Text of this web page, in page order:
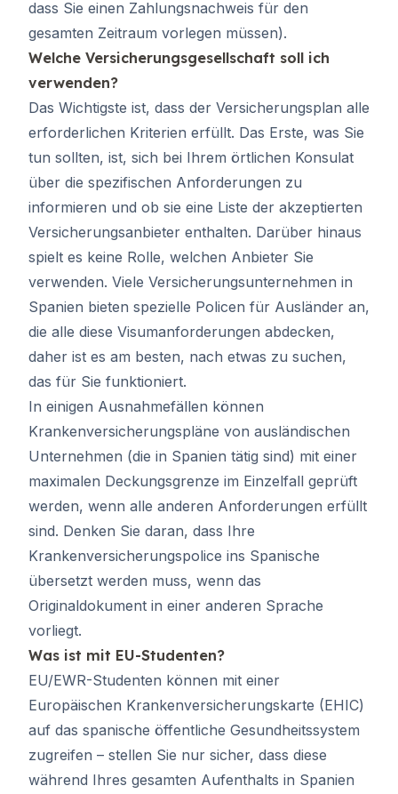
dass Sie einen Zahlungsnachweis für den
gesamten Zeitraum vorlegen müssen).
Welche Versicherungsgesellschaft soll ich
verwenden?
Das Wichtigste ist, dass der Versicherungsplan alle
erforderlichen Kriterien erfüllt. Das Erste, was Sie
tun sollten, ist, sich bei Ihrem örtlichen Konsulat
über die spezifischen Anforderungen zu
informieren und ob sie eine Liste der akzeptierten
Versicherungsanbieter enthalten. Darüber hinaus
spielt es keine Rolle, welchen Anbieter Sie
verwenden. Viele Versicherungsunternehmen in
Spanien bieten spezielle Policen für Ausländer an,
die alle diese Visumanforderungen abdecken,
daher ist es am besten, nach etwas zu suchen,
das für Sie funktioniert.
In einigen Ausnahmefällen können
Krankenversicherungspläne von ausländischen
Unternehmen (die in Spanien tätig sind) mit einer
maximalen Deckungsgrenze im Einzelfall geprüft
werden, wenn alle anderen Anforderungen erfüllt
sind. Denken Sie daran, dass Ihre
Krankenversicherungspolice ins Spanische
übersetzt werden muss, wenn das
Originaldokument in einer anderen Sprache
vorliegt.
Was ist mit EU-Studenten?
EU/EWR-Studenten können mit einer
Europäischen Krankenversicherungskarte (EHIC)
auf das spanische öffentliche Gesundheitssystem
zugreifen – stellen Sie nur sicher, dass diese
während Ihres gesamten Aufenthalts in Spanien